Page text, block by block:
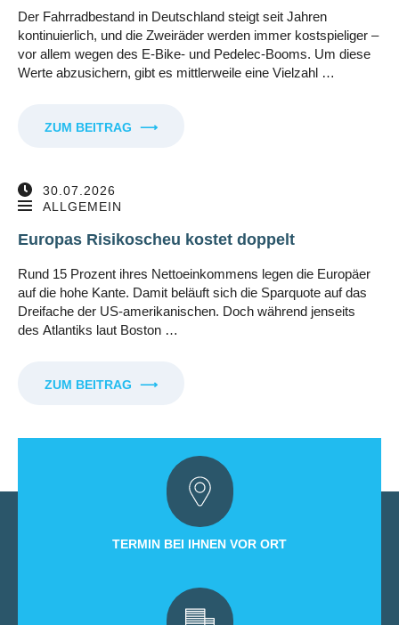
Der Fahrradbestand in Deutschland steigt seit Jahren
kontinuierlich, und die Zweiräder werden immer kostspieliger –
vor allem wegen des E-Bike- und Pedelec-Booms. Um diese
Werte abzusichern, gibt es mittlerweile eine Vielzahl …
ZUM BEITRAG ⟶
30.07.2026
ALLGEMEIN
Europas Risikoscheu kostet doppelt
Rund 15 Prozent ihres Nettoeinkommens legen die Europäer
auf die hohe Kante. Damit beläuft sich die Sparquote auf das
Dreifache der US-amerikanischen. Doch während jenseits
des Atlantiks laut Boston …
ZUM BEITRAG ⟶
TERMIN BEI IHNEN VOR ORT